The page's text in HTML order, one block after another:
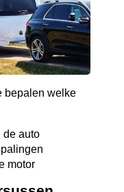
bepalen welke
de auto
motor